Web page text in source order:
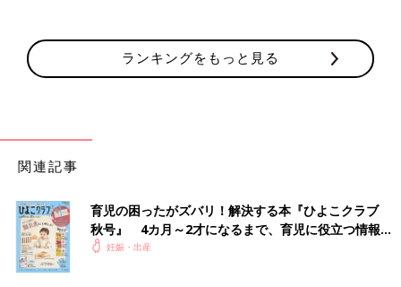
ランキングをもっと見る
関連記事
育児の困ったがズバリ！解決する本『ひよこクラブ
秋号』 4カ月～2才になるまで、育児に役立つ情報が
いっぱい！
妊娠・出産